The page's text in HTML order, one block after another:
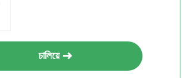
চালিয়ে